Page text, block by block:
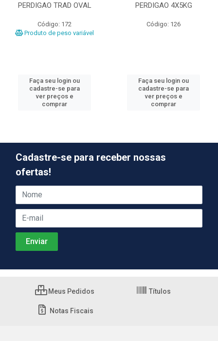
PERDIGAO TRAD OVAL
Código: 172
Produto de peso variável
Faça seu login ou
cadastre-se para
ver preços e
comprar
PERDIGAO 4X5KG
Código: 126
Faça seu login ou
cadastre-se para
ver preços e
comprar
Cadastre-se para receber nossas
ofertas!
Meus Pedidos Títulos
Notas Fiscais